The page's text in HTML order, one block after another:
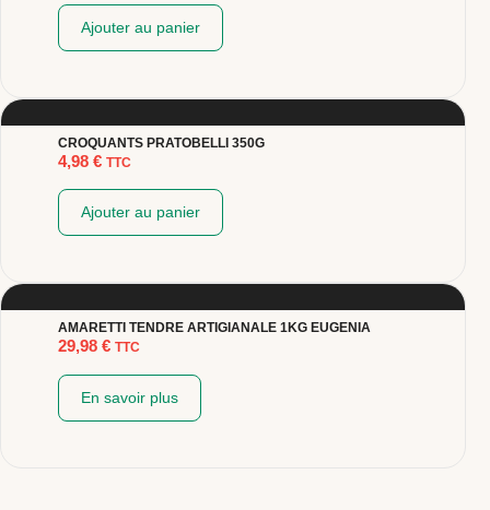
Ajouter au panier
CROQUANTS PRATOBELLI 350G
4,98 € TTC
Ajouter au panier
AMARETTI TENDRE ARTIGIANALE 1KG EUGENIA
29,98 € TTC
En savoir plus